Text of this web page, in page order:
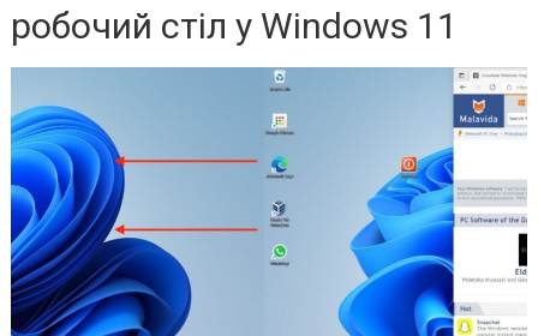
робочий стіл у Windows 11